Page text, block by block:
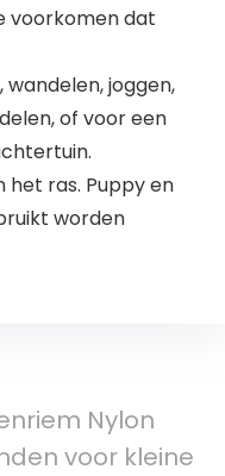
voorkomen dat
joggen,
of voor een
het ras. Puppy en
worden
Nylon
voor kleine